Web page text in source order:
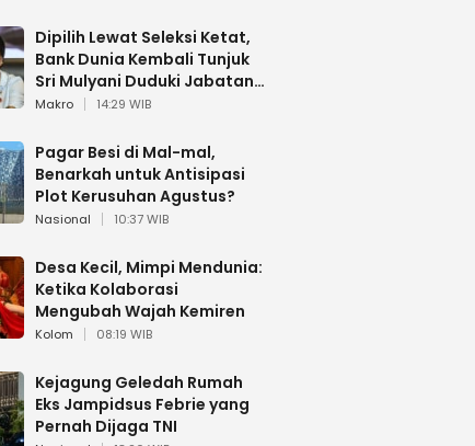
Dipilih Lewat Seleksi Ketat,
Bank Dunia Kembali Tunjuk
Sri Mulyani Duduki Jabatan
Strategis
Makro 14:29 WIB
Pagar Besi di Mal-mal,
Benarkah untuk Antisipasi
Plot Kerusuhan Agustus?
Nasional 10:37 WIB
Desa Kecil, Mimpi Mendunia:
Ketika Kolaborasi
Mengubah Wajah Kemiren
Kolom 08:19 WIB
Kejagung Geledah Rumah
Eks Jampidsus Febrie yang
Pernah Dijaga TNI